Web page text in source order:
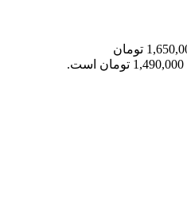
قیمت اصلی 1,650,000 تومان